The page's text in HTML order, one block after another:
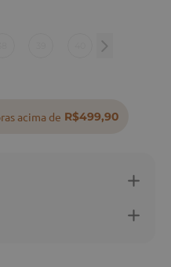
acima de R$499,90